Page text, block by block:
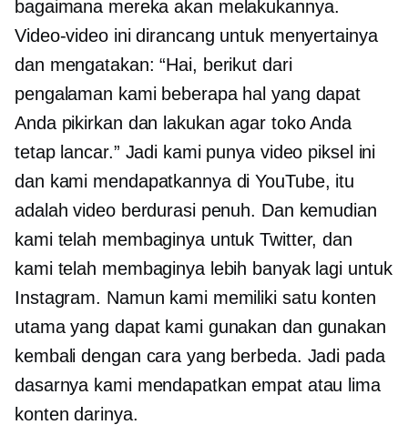
bagaimana mereka akan melakukannya.
Video-video ini dirancang untuk menyertainya
dan mengatakan: “Hai, berikut dari
pengalaman kami beberapa hal yang dapat
Anda pikirkan dan lakukan agar toko Anda
tetap lancar.” Jadi kami punya video piksel ini
dan kami mendapatkannya di YouTube, itu
adalah video berdurasi penuh. Dan kemudian
kami telah membaginya untuk Twitter, dan
kami telah membaginya lebih banyak lagi untuk
Instagram. Namun kami memiliki satu konten
utama yang dapat kami gunakan dan gunakan
kembali dengan cara yang berbeda. Jadi pada
dasarnya kami mendapatkan empat atau lima
konten darinya.